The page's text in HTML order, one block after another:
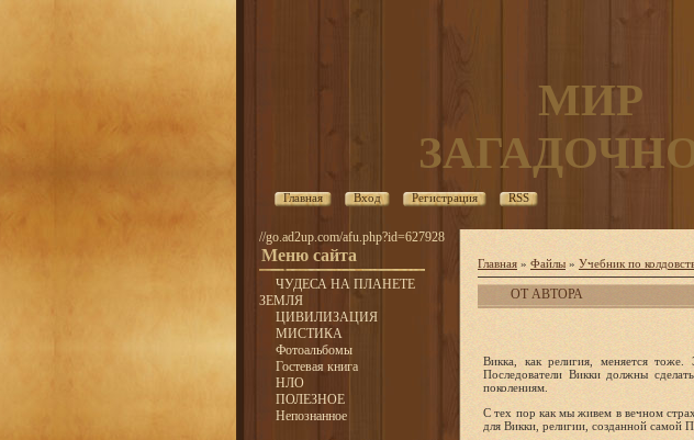
МИР
Главная Вход Регистрация RSS
//go.ad2up.com/afu.php?id=627928
Меню сайта
ЧУДЕСА НА ПЛАНЕТЕ
ЗЕМЛЯ
ЦИВИЛИЗАЦИЯ
МИСТИКА
Фотоальбомы
Гостевая книга
НЛО
ПОЛЕЗНОЕ
Непознанное
Главная » Файлы » Учебник по
ОТ АВТОРА
Викка, как религия, меняется
Последователи Викки должны
поколениям.
С тех пор как мы живем в вечном
для Викки, религии, созданной самой